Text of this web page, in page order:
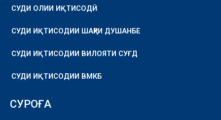
СУДИ ОЛИИ ИҚТИСОДӢ
СУДИ ИҚТИСОДИИ ШАҲРИ ДУШАНБЕ
СУДИ ИҚТИСОДИИ ВИЛОЯТИ СУҒД
СУДИ ИҚТИСОДИИ ВМКБ
СУРОҒА